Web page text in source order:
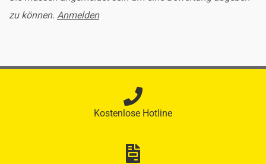
zu können. Anmelden
Kostenlose Hotline